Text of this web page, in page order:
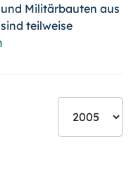
Militärbauten aus
teilweise